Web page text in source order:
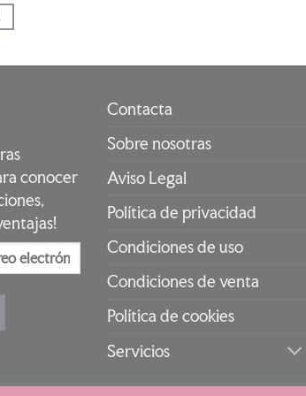
conocer
Contacta
Sobre nosotras
Aviso Legal
Política de privacidad
Condiciones de uso
Condiciones de venta
Política de cookies
Servicios